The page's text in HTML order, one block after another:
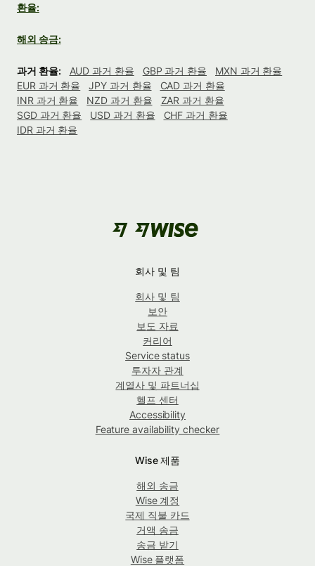
환율:
해외 송금:
과거 환율: AUD 과거 환율 GBP 과거 환율
MXN 과거 환율
EUR 과거 환율
JPY 과거 환율
CAD 과거 환율
INR 과거 환율
NZD 과거 환율
ZAR 과거 환율
SGD 과거 환율
USD 과거 환율
CHF 과거 환율
IDR 과거 환율
회사 및 팀
회사 및 팀
보안
보도 자료
커리어
Service status
투자자 관계
계열사 및 파트너십
헬프 센터
Accessibility
Feature availability checker
Wise 제품
해외 송금
Wise 계정
국제 직불 카드
거액 송금
송금 받기
Wise 플랫폼